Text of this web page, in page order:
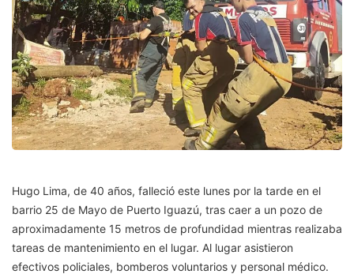
Hugo Lima, de 40 años, falleció este lunes por la tarde en el
barrio 25 de Mayo de Puerto Iguazú, tras caer a un pozo de
aproximadamente 15 metros de profundidad mientras realizaba
tareas de mantenimiento en el lugar. Al lugar asistieron
efectivos policiales, bomberos voluntarios y personal médico.